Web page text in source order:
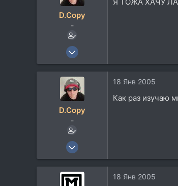
D.Copy
-
7 Апр 2004
D.Copy
-
7 Апр 2004
18 Янв 2005
Как раз изучаю
18 Янв 2005